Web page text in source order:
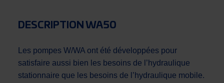
DESCRIPTION WA50
Les pompes W/WA ont été développées pour
satisfaire aussi bien les besoins de l’hydraulique
stationnaire que les besoins de l’hydraulique mobile.